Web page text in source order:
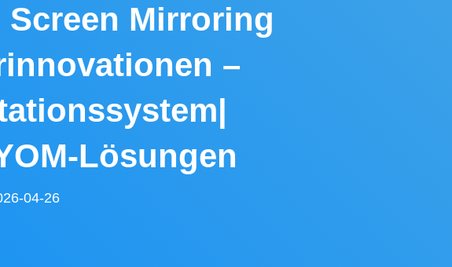
Mirroring
–
Lösungen
04-26